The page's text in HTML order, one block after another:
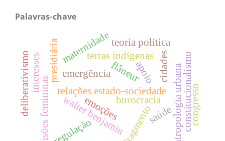
Palavras-chave
terras indígenas
emergência
relações estado-sociedade
prisões femininas
presidiária maternidade
walter benjamin antropologia urbana
flâneur
fragmento
interesses
regulação constitucionalismo
burocracia
teoria política
emoções
deliberativismo cidades
saúde congresso
apoio